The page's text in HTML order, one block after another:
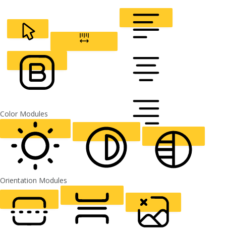
READABLE FONT
Line Height
Default
CURSOR LETTER SPACING
FONT WEIGHT
Color Modules